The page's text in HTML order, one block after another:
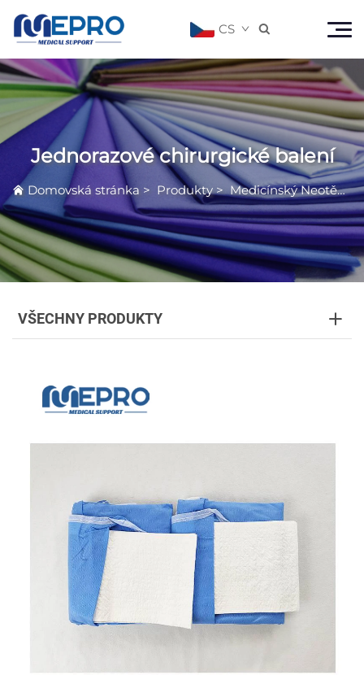
CS 
Jednorazové chirurgické balení
Domovská stránka > Produkty>Medicínský Neotěkavý Produkt
VŠECHNY PRODUKTY